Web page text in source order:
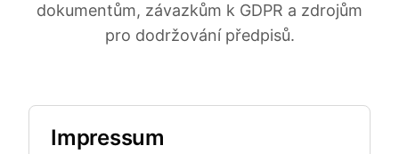
dokumentům, závazkům k GDPR a zdrojům
pro dodržování předpisů.
Impressum